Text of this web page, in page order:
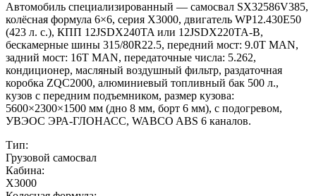
Автомобиль специализированный — самосвал SX32586V385,
колёсная формула 6×6, серия X3000, двигатель WP12.430E50
(423 л. с.), КПП 12JSDX240TA или 12JSDX220TA-B,
бескамерные шины 315/80R22.5, передний мост: 9.0T MAN,
задний мост: 16T MAN, передаточные числа: 5.262,
кондиционер, масляный воздушный фильтр, раздаточная
коробка ZQC2000, алюминиевый топливный бак 500 л.,
кузов с передним подъемником, размер кузова:
5600×2300×1500 мм (дно 8 мм, борт 6 мм), с подогревом,
УВЭОС ЭРА-ГЛОНАСС, WABCO ABS 6 каналов.
Тип:
Грузовой самосвал
Кабина:
X3000